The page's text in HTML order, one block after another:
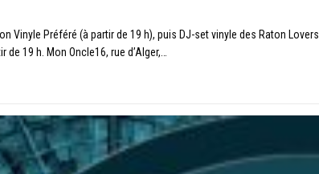
Vinyle Préféré (à partir de 19 h), puis DJ-set vinyle des Raton Lovers
19 h. Mon Oncle16, rue d’Alger,…